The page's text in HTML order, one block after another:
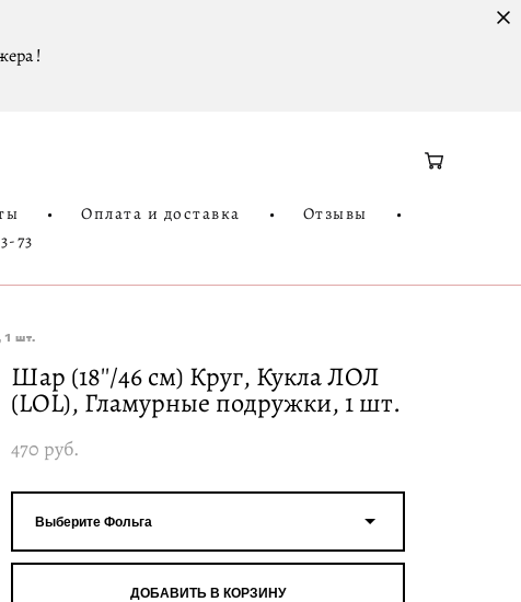
!
• Оплата и доставка • Отзывы
•
73
1 шт.
Шар (18''/46 см) Круг, Кукла ЛОЛ
(LOL), Гламурные подружки, 1 шт.
470 pуб.
Выберите Фольга
ДОБАВИТЬ В КОРЗИНУ